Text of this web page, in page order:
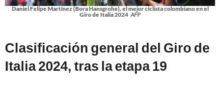
Daniel Felipe Martínez (Bora Hansgrohe), el mejor ciclista colombiano en el
Giro de Italia 2024 AFP
Clasificación general del Giro de
Italia 2024, tras la etapa 19